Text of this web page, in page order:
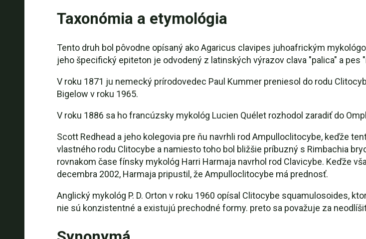
Taxonómia a etymológia
Tento druh bol pôvodne opísaný ako Agaricus clavipes juhoafrickým
jeho špecifický epiteton je odvodený z latinských výrazov clava "palica" a pes
V roku 1871 ju nemecký prírodovedec Paul Kummer preniesol do rodu
Bigelow v roku 1965.
V roku 1886 sa ho francúzsky mykológ Lucien Quélet rozhodol zaradiť do
Scott Redhead a jeho kolegovia pre ňu navrhli rod Ampulloclitocybe, keďže
vlastného rodu Clitocybe a namiesto toho bol bližšie príbuzný s Rimbachia
rovnakom čase fínsky mykológ Harri Harmaja navrhol rod Clavicybe. Keďže
decembra 2002, Harmaja pripustil, že Ampulloclitocybe má prednosť.
Anglický mykológ P. D. Orton v roku 1960 opísal Clitocybe squamulosoides,
nie sú konzistentné a existujú prechodné formy. preto sa považuje za